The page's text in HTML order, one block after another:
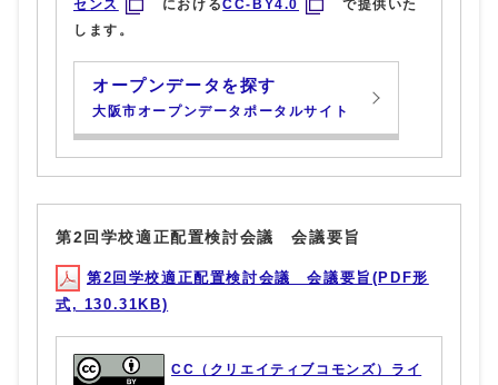
センス
におけるCC-BY4.0
で提供いた
します。
オープンデータを探す
大阪市オープンデータポータルサイト
第2回学校適正配置検討会議 会議要旨
第2回学校適正配置検討会議 会議要旨(PDF形
式, 130.31KB)
CC（クリエイティブコモンズ）ライ